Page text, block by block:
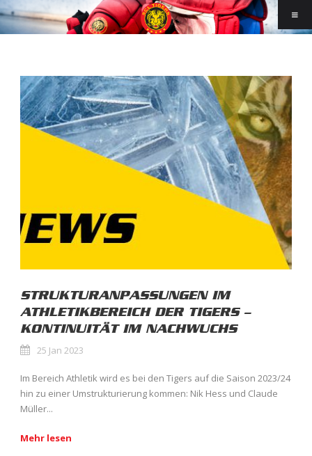
STRUKTURANPASSUNGEN IM
ATHLETIKBEREICH DER TIGERS –
KONTINUITÄT IM NACHWUCHS
25 Jan 2023
Im Bereich Athletik wird es bei den Tigers auf die Saison 2023/24
hin zu einer Umstrukturierung kommen: Nik Hess und Claude
Müller...
Mehr lesen